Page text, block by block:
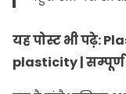
यह पोस्ट भी पढ़े:
plasticity | सम्पूर्ण